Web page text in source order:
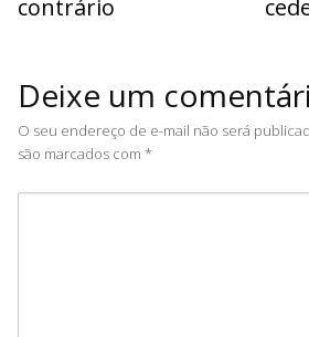
contrário
Deixe um
O seu endereço de e-mail não será
são marcados com *